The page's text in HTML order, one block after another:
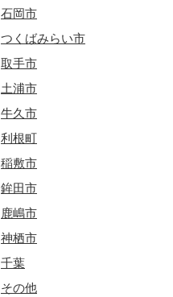
石岡市
つくばみらい市
取手市
土浦市
牛久市
利根町
稲敷市
鉾田市
鹿嶋市
神栖市
千葉
その他